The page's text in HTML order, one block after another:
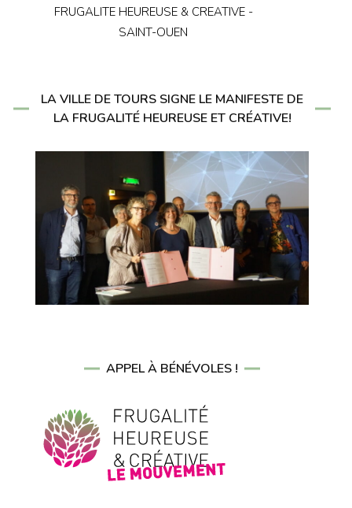
FRUGALITE HEUREUSE & CREATIVE -
SAINT-OUEN
LA VILLE DE TOURS SIGNE LE MANIFESTE DE
LA FRUGALITÉ HEUREUSE ET CRÉATIVE!
APPEL À BÉNÉVOLES !